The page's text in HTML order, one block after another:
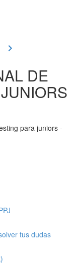
DE
para juniors -
tus dudas